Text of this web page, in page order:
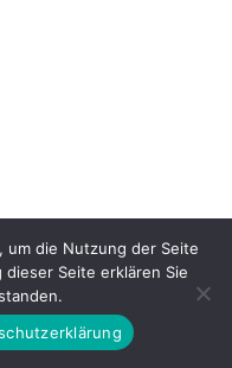
um die Nutzung der Seite
Seite erklären Sie